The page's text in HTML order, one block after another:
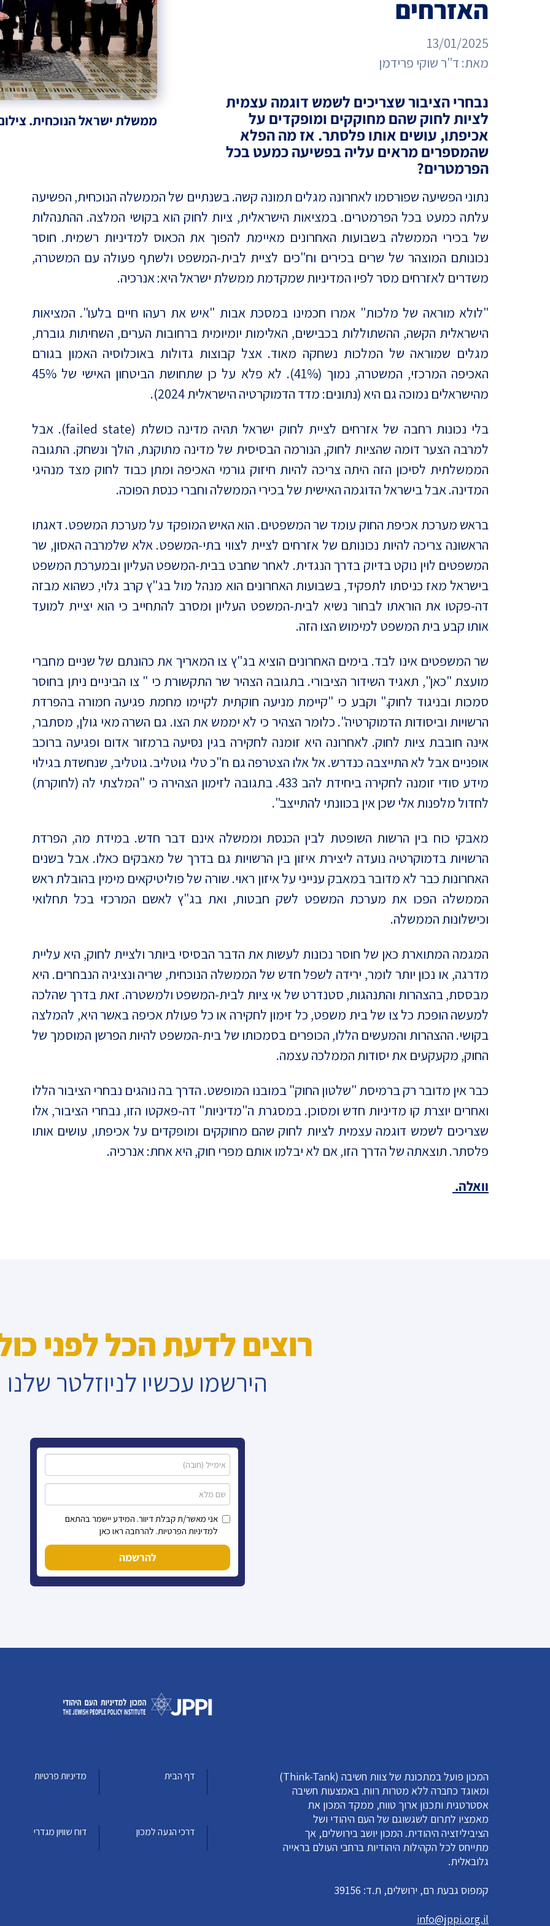
מדד הפלורליזם בישראל
חרדים
המזרח התיכון
יחסי ישראל-סין
ממשלת ישראל הנוכחית.
האזרחים
13/01/2025
מאת: ד"ר שוקי פרידמן
נבחרי הציבור שצריכים לשמש דוגמה עצמית
לציות לחוק שהם מחוקקים ומופקדים על
אכיפתו, עושים אותו פלסתר. אז מה הפלא
שהמספרים מראים עליה בפשיעה כמעט בכל
הפרמטרים?
נתוני הפשיעה שפורסמו לאחרונה מגלים תמונה קשה. בשנתיים של הממשלה הנוכחית, הפשיעה
עלתה כמעט בכל הפרמטרים. במציאות הישראלית, ציות לחוק הוא בקושי המלצה. ההתנהלות
של בכירי הממשלה בשבועות האחרונים מאיימת להפוך את הכאוס למדיניות רשמית. חוסר
נכונותם המוצהר של שרים בכירים וח"כים לציית לבית-המשפט ולשתף פעולה עם המשטרה,
משדרים לאזרחים מסר לפיו המדיניות שמקדמת ממשלת ישראל היא: אנרכיה.
"לולא מוראה של מלכות" אמרו חכמינו במסכת אבות "איש את רעהו חיים בלעו". המציאות
הישראלית הקשה, ההשתוללות בכבישים, האלימות יומיומית ברחובות הערים, השחיתות גוברת,
מגלים שמוראה של המלכות נשחקה מאוד. אצל קבוצות גדולות באוכלוסיה האמון בגורם
האכיפה המרכזי, המשטרה, נמוך (41%). לא פלא על כן שתחושת הביטחון האישי של 45%
מהישראלים נמוכה גם היא (נתונים: מדד הדמוקרטיה הישראלית 2024).
בלי נכונות רחבה של אזרחים לציית לחוק ישראל תהיה מדינה כושלת (failed state). אבל
למרבה הצער דומה שהציות לחוק, הנורמה הבסיסית של מדינה מתוקנת, הולך ונשחק. התגובה
הממשלתית לסיכון הזה היתה צריכה להיות חיזוק גורמי האכיפה ומתן כבוד לחוק מצד מנהיגי
המדינה. אבל בישראל הדוגמה האישית של בכירי הממשלה וחברי כנסת הפוכה.
בראש מערכת אכיפת החוק עומד שר המשפטים. הוא האיש המופקד על מערכת המשפט. דאגתו
הראשונה צריכה להיות נכונותם של אזרחים לציית לצווי בתי-המשפט. אלא שלמרבה האסון, שר
המשפטים לוין נוקט בדיוק בדרך הנגדית. לאחר שחבט בבית-המשפט העליון ובמערכת המשפט
בישראל מאז כניסתו לתפקיד, בשבועות האחרונים הוא מנהל מול בג"ץ קרב גלוי, כשהוא מבזה
דה-פקטו את הוראתו לבחור נשיא לבית-המשפט העליון ומסרב להתחייב כי הוא יציית למועד
אותו קבע בית המשפט למימוש הצו הזה.
שר המשפטים אינו לבד. בימים האחרונים הוציא בג"ץ צו המאריך את כהונתם של שניים מחברי
מועצת "כאן", תאגיד השידור הציבורי. בתגובה הצהיר שר התקשורת כי " צו הביניים ניתן בחוסר
סמכות ובניגוד לחוק." וקבע כי "קיימת מניעה חוקתית לקיימו מחמת פגיעה חמורה בהפרדת
הרשויות וביסודות הדמוקרטיה". כלומר הצהיר כי לא יממש את הצו. גם השרה מאי גולן, מסתבר,
אינה חובבת ציות לחוק. לאחרונה היא זומנה לחקירה בגין נסיעה ברמזור אדום ופגיעה ברוכב
אופניים אבל לא התייצבה כנדרש. אל אלו הצטרפה גם ח"כ טלי גוטליב. גוטליב, שנחשדת בגילוי
מידע סודי זומנה לחקירה ביחידת להב 433. בתגובה לזימון הצהירה כי "המלצתי לה (לחוקרת)
לחדול מלפנות אלי שכן אין בכוונתי להתייצב".
מאבקי כוח בין הרשות השופטת לבין הכנסת וממשלה אינם דבר חדש. במידת מה, הפרדת
הרשויות בדמוקרטיה נועדה ליצירת איזון בין הרשויות גם בדרך של מאבקים כאלו. אבל בשנים
האחרונות כבר לא מדובר במאבק ענייני על איזון ראוי. שורה של פוליטיקאים מימין בהובלת ראש
הממשלה הפכו את מערכת המשפט לשק חבטות, ואת בג"ץ לאשם המרכזי בכל תחלואי
וכישלונות הממשלה.
המגמה המתוארת כאן של חוסר נכונות לעשות את הדבר הבסיסי ביותר ולציית לחוק, היא עליית
מדרגה, או נכון יותר לומר, ירידה לשפל חדש של הממשלה הנוכחית, שריה ונציגיה הנבחרים. היא
מבססת, בהצהרות והתנהגות, סטנדרט של אי ציות לבית-המשפט ולמשטרה. זאת בדרך שהלכה
למעשה הופכת כל צו של בית משפט, כל זימון לחקירה או כל פעולת אכיפה באשר היא, להמלצה
בקושי. ההצהרות והמעשים הללו, הכופרים בסמכותו של בית-המשפט להיות הפרשן המוסמך של
החוק, מקעקעים את יסודות הממלכה עצמה.
כבר אין מדובר רק ברמיסת "שלטון החוק" במובנו המופשט. הדרך בה נוהגים נבחרי הציבור הללו
ואחרים יוצרת קו מדיניות חדש ומסוכן. במסגרת ה"מדיניות" דה-פאקטו הזו, נבחרי הציבור, אלו
שצריכים לשמש דוגמה עצמית לציות לחוק שהם מחוקקים ומופקדים על אכיפתו, עושים אותו
פלסתר. תוצאתה של הדרך הזו, אם לא יבלמו אותם מפרי חוק, היא אחת: אנרכיה.
וואלה.
רוצים לדעת הכל לפני
הירשמו עכשיו לניוזלטר שלנו
אני מאשר/ת קבלת דיוור. המידע יישמר בהתאם
למדיניות הפרטיות. להרחבה ראו כאן
להרשמה
המכון פועל במתכונת של צוות חשיבה (Think-Tank)
ומאוגד כחברה ללא מטרות רווח. באמצעות חשיבה
אסטרטגית ותכנון ארוך טווח, ממקד המכון את
מאמציו לתרום לשגשוגם של העם היהודי ושל
הציביליזציה היהודית. המכון יושב בירושלים, אך
מתייחס לכל הקהילות היהודיות ברחבי העולם בראייה
גלובאלית.
קמפוס גבעת רם, ירושלים, ת.ד: 39156
info@jppi.org.il
דף הבית מדיניות פרטיות
דרכי הגעה למכון דוח שוויון מגדרי